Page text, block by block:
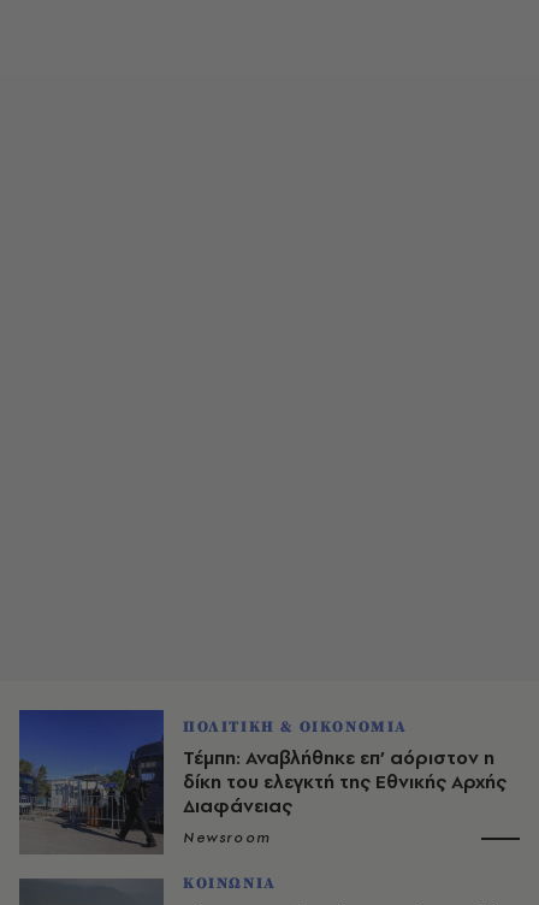
ΠΟΛΙΤΙΚΗ & ΟΙΚΟΝΟΜΙΑ
Τέμπη: Αναβλήθηκε επ’ αόριστον η
δίκη του ελεγκτή της Εθνικής Αρχής
Διαφάνειας
Newsroom
ΚΟΙΝΩΝΙΑ